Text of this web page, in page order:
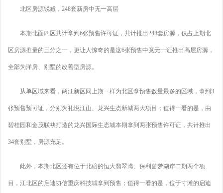
北区房源锐减，248套新房中无一高层
本期北面四区共计拿到6张预售许可证，共计推出248套房源，仅占上期北
区房源推量的三分之一，更让人惊奇的是这6张预售中竟无一证推出高层房源，
全部为洋房、别墅的改善型房源。
从单区域来看，两江新区同上期一样为北区拿预售数量最多的区域，拿到3
张预售预可证，分别为礼悦江山、龙兴生态新城两大项目；值得一看的是，由
碧桂园和金茂联袂打造的龙兴国际生态城本期拿到两张预售许可证，共计推出
34套别墅，房源充足。
此外，本期北区还有位于北碚的恒大翡翠湾、保利茵梦湖岸二期两个项
目，江北区的启迪协信重庆科技城拿到预售；值得一看的是，位于寸滩的启迪